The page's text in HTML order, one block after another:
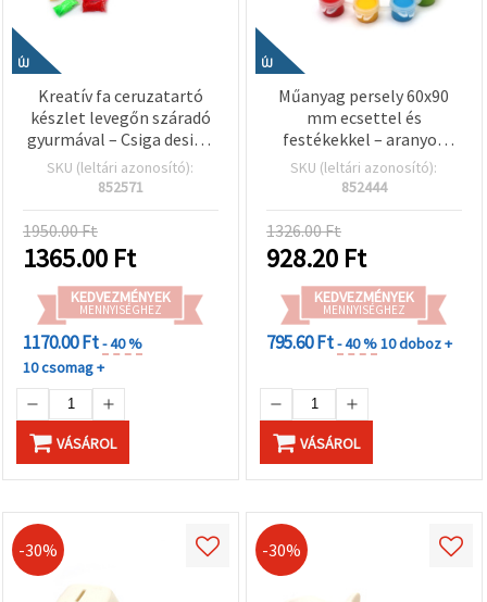
ÚJ
Kreatív fa ceruzatartó
készlet levegőn száradó
gyurmával – Csiga design
DIY kézműves alkotáshoz
SKU (leltári azonosító):
852571
1950.00 Ft
1365.00 Ft
KEDVEZMÉNYEK
MENNYISÉGHEZ
1170.00 Ft- 40 %
10 csomag +
VÁSÁROL
ÚJ
Műanyag persely 60x90
mm ecsettel és
festékekkel – aranyos
zsiráf mintával
gyerekeknek, kreatív
festőkészlet
SKU (leltári azonosító):
852444
1326.00 Ft
928.20 Ft
KEDVEZMÉNYEK
MENNYISÉGHEZ
795.60 Ft- 40 %10 doboz +
VÁSÁROL
-30% -30%